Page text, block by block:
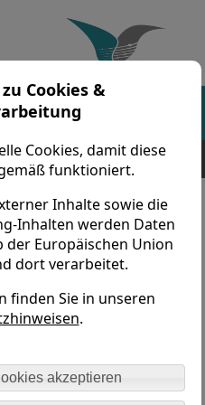
Cookies &
Cookies, damit diese
funktioniert.
Inhalte sowie die
Inhalten werden Daten
Europäischen Union
dort verarbeitet.
finden Sie in unseren
.
akzeptieren
e.V. > Vereinsleben > Frauentage > 2005
16. April 2005
Organisatoren wusste
geht. „Steglich-Reisen“
erwähnte Brauereistadt
„Bierkutscher Ernst“ zur